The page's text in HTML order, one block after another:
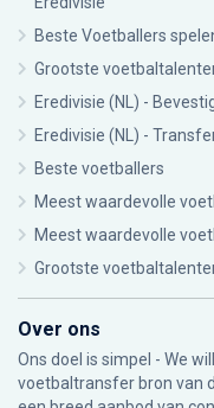
Beste Voetballers
Grootste
Eredivisie (NL) -
Eredivisie (NL) -
Beste voetballers
Meest waardevolle
Meest waardevolle
Grootste
Over ons
Ons doel is simpel - We
voetbaltransfer bron van